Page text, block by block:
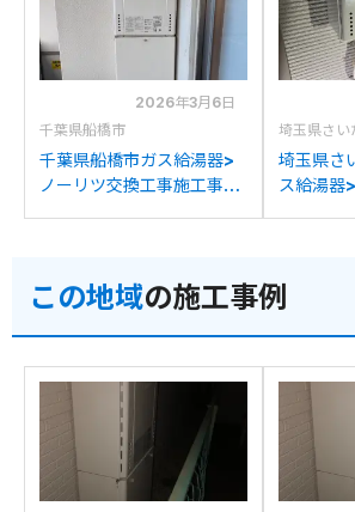
換 換
2026年3月6日
千葉県船橋市
千葉県船橋市ガス給湯器>
ノーリツ交換工事施工事
換
埼玉県さい
埼玉県さ
ス給湯器
換
この地域の施工事例